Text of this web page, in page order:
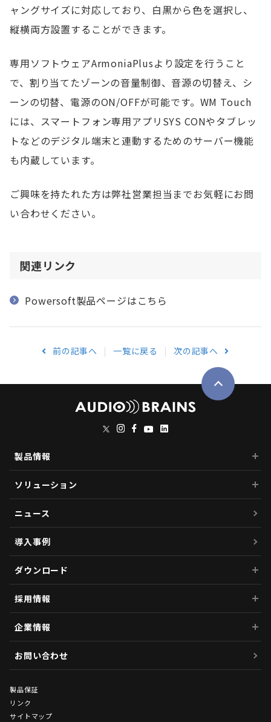
ャングサイズに対応しており、白黒から色を選択し、
縦横両方設置することができます。
専用ソフトウェアArmoniaPlusより設定を行うこと
で、割り当てたゾーンの音量制御、音源の切替え、シ
ーンの切替、電源のON/OFFが可能です。WM Touch
には、スマートフォン専用アプリSYS CONやタブレッ
トなどのデジタル端末と連動するためのサーバー機能
も内蔵しています。
ご興味を持たれた方は弊社営業担当までお気軽にお問
い合わせください。
関連リンク
Powersoft製品ページはこちら
前の記事へ 一覧に戻る 次の記事へ
製品情報
ソリューション
ニュース
導入事例
ダウンロード
採用情報
企業情報
お問い合わせ
製品保証
リンク
サイトマップ